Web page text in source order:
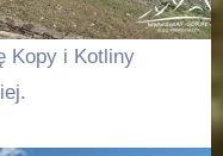
Kopy i Kotliny